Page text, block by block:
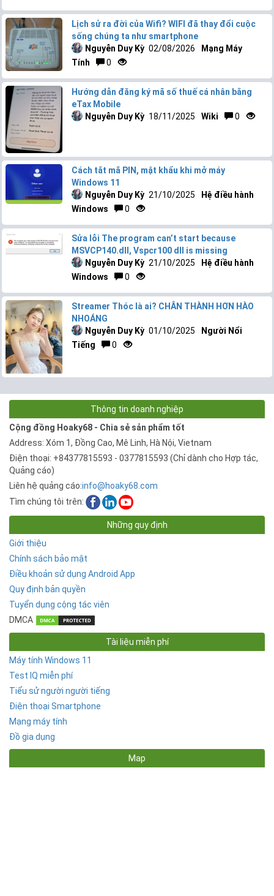
Lịch sử ra đời của Wifi? WIFI đã thay đổi cuộc
sống chúng ta như smartphone
Nguyễn Duy Kỳ 02/08/2026
Mạng Máy
Tính
0
Hướng dẫn đăng ký mã số thuế cá nhân bằng
eTax Mobile
Nguyễn Duy Kỳ 18/11/2025 Wiki 0
Cách tắt mã PIN, mật khẩu khi mở máy
Windows 11
Nguyễn Duy Kỳ 21/10/2025
Hệ điều hành
Windows
0
Sửa lỗi The program can’t start because
MSVCP140.dll, Vspcr100 dll is missing
Nguyễn Duy Kỳ 21/10/2025
Hệ điều hành
Windows
0
Streamer Thóc là ai? CHÂN THÀNH HƠN HÀO
NHOÁNG
Nguyễn Duy Kỳ 01/10/2025
Người Nổi
Tiếng
0
Thông tin doanh nghiệp
Cộng đồng Hoaky68 - Chia sẻ sản phẩm tốt
Address: Xóm 1, Đồng Cao, Mê Linh, Hà Nội, Vietnam
Điện thoại: +84377815593 - 0377815593 (Chỉ dành cho Hợp tác,
Quảng cáo)
Liên hệ quảng cáo:info@hoaky68.com
Tìm chúng tôi trên:
Những quy định
Giới thiệu
Chính sách bảo mật
Điều khoản sử dụng Android App
Quy định bản quyền
Tuyển dụng cộng tác viên
DMCA
Tài liệu miễn phí
Máy tính Windows 11
Test IQ miễn phí
Tiểu sử người người tiếng
Điện thoại Smartphone
Mạng máy tính
Đồ gia dụng
Map